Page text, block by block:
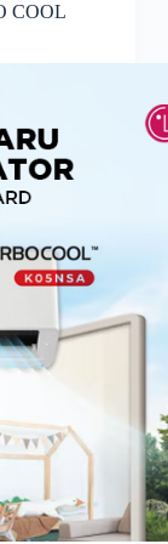
COOL